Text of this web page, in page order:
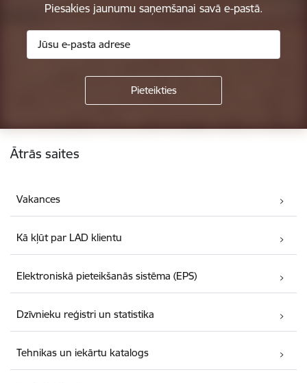
Piesakies jaunumu saņemšanai savā e-pastā.
Kājene
Ātrās saites
Vakances
Kā kļūt par LAD klientu
Elektroniskā pieteikšanās sistēma (EPS)
Dzīvnieku reģistri un statistika
Tehnikas un iekārtu katalogs